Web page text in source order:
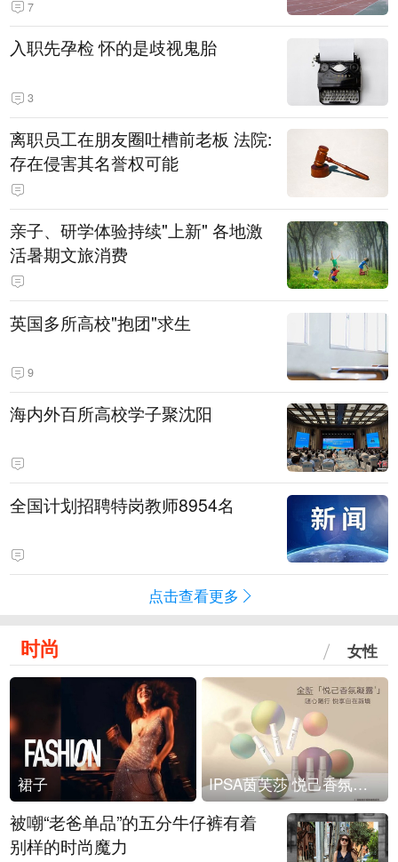
7
入职先孕检 怀的是歧视鬼胎
3
离职员工在朋友圈吐槽前老板 法院:
存在侵害其名誉权可能
亲子、研学体验持续"上新" 各地激
活暑期文旅消费
英国多所高校"抱团"求生
9
海内外百所高校学子聚沈阳
全国计划招聘特岗教师8954名
点击查看更多
时尚 女性
裙子 IPSA茵芙莎 悦己香氛凝露上市
被嘲“老爸单品”的五分牛仔裤有着
别样的时尚魔力